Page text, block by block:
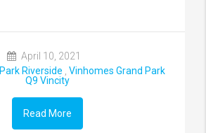
April 10, 2021
Park Riverside , Vinhomes Grand Park
Q9 Vincity
Read More